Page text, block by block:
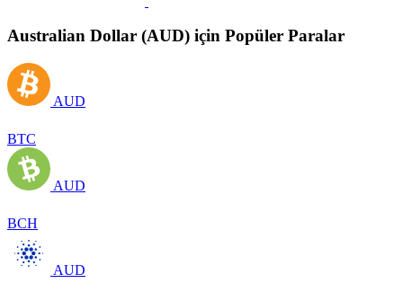
Australian Dollar (AUD) için Popüler Paralar
AUD
BTC
AUD
BCH
AUD